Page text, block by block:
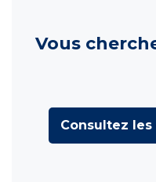
Vous
Consultez